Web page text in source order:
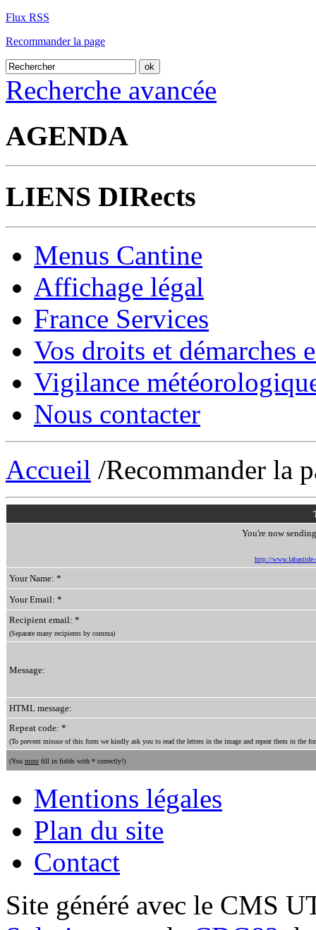
Flux RSS
Recommander la page
Recherche avancée
AGENDA
LIENS DIRects
Menus Cantine
Affichage légal
France Services
Vos droits et démarches
Vigilance
Nous contacter
Accueil /Recommander la
You're now
http://
Your Name: *
Your Email: *
Recipient email: *
(Separate many recipients by comma)
Message:
HTML message:
Repeat code: *
(To prevent misuse of this form we kindly ask you to read the letters in the image and repeat them in the
(You must fill in fields with * correctly!)
Mentions légales
Plan du site
Contact
Site généré avec le CMS